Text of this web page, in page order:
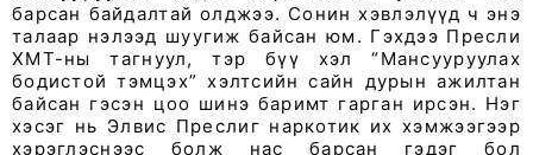
барсан байдалтай олджээ. Сонин хэвлэлүүд ч энэ
талаар нэлээд шуугиж байсан юм. Гэхдээ Пресли
ХМТ-ны тагнуул, тэр бүү хэл “Мансууруулах
бодистой тэмцэх” хэлтсийн сайн дурын ажилтан
байсан гэсэн цоо шинэ баримт гарган ирсэн. Нэг
хэсэг нь Элвис Преслиг наркотик их хэмжээгээр
хэрэглэснээс болж нас барсан гэдэг бол